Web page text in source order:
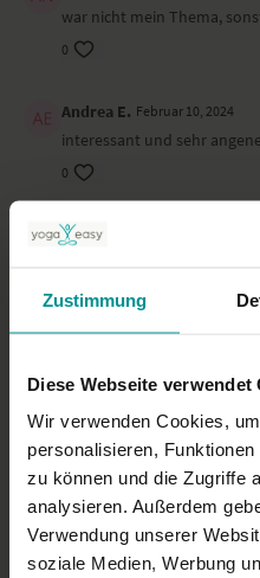
Zustimmung
Diese Webseite verwendet
Wir verwenden Cookies,
personalisieren,
zu können und die Zugriffe
analysieren. Außerdem
Verwendung unserer
soziale Medien, Werbung
war nicht mein Thema,
0
Andrea E. Februar 10, 2024
interessant und sehr
0
Maren
Jessica Januar 15, 2024
zu viel geredet
0